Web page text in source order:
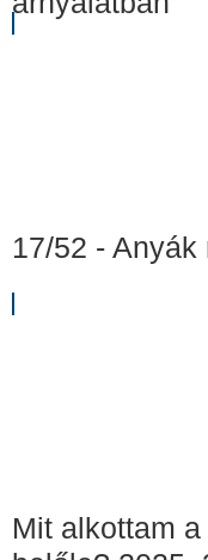
17/52 -
Mit alkottam